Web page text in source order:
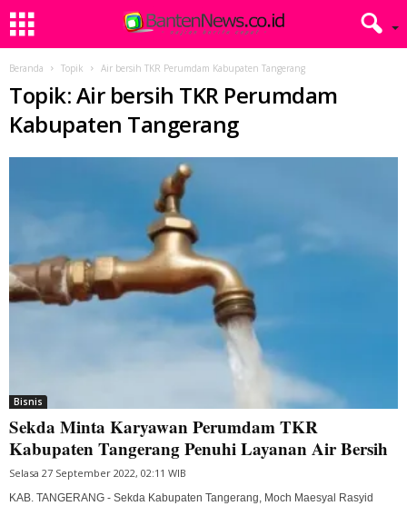
Beranda Topik Air bersih TKR Perumdam Kabupaten Tangerang
Topik: Air bersih TKR Perumdam
Kabupaten Tangerang
Bisnis
Sekda Minta Karyawan Perumdam TKR
Kabupaten Tangerang Penuhi Layanan Air Bersih
Selasa 27 September 2022, 02:11 WIB
KAB. TANGERANG - Sekda Kabupaten Tangerang, Moch Maesyal Rasyid